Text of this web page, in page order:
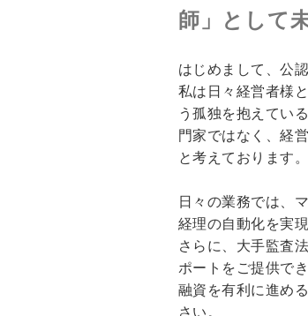
師」として
はじめまして、公
私は日々経営者様
う孤独を抱えてい
門家ではなく、経
と考えております。
日々の業務では、
経理の自動化を実
さらに、大手監査
ポートをご提供で
融資を有利に進め
さい。